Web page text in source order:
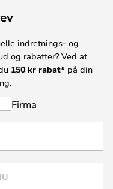
indretnings- og
og rabatter? Ved at
150 kr rabat* på din
Firma